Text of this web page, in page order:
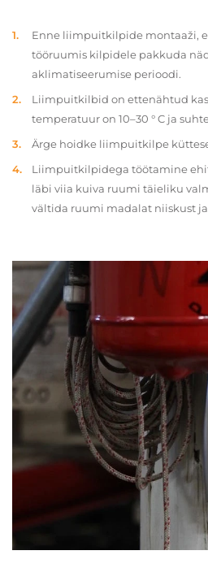
Enne liimpuitkilpide montaaži,
tööruumis kilpidele pakkuda
aklimatiseerumise perioodi.
Liimpuitkilbid on ettenähtud
temperatuur on 10–30 ° C ja
Ärge hoidke liimpuitkilpe
Liimpuitkilpidega töötamine
läbi viia kuiva ruumi täieliku
vältida ruumi madalat niiskust